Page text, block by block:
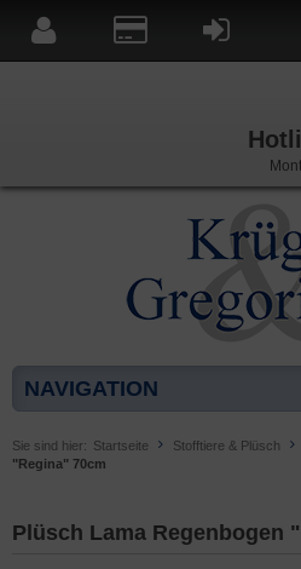
NAVIGATION
Sie sind hier: Startseite Stofftiere & Plüsch
"Regina" 70cm
Plüsch Lama Regenbogen